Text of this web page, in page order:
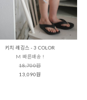
키치 레깅스 - 3 COLOR
M 빠른배송 !
18,700원
13,090원